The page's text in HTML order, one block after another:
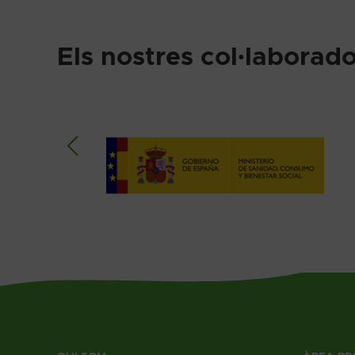
Els nostres